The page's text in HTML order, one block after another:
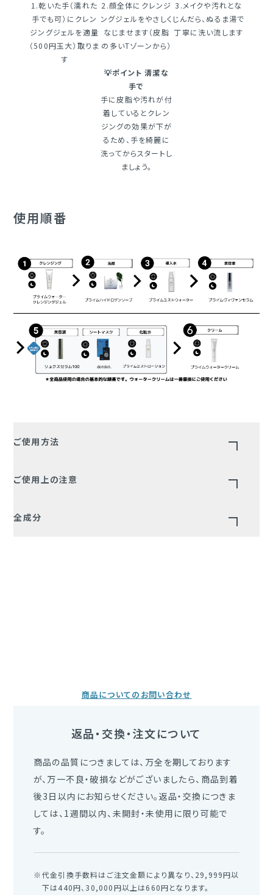
1.乾いた手（濡れた
手でも可）にクレン
ジングジェルを適量
（500円玉大）取りま
す
2.顔全体にクレンジ
ングジェルをやさしく
なじませます（皮脂
の多いTゾーンから）
3.メイクや汚れとな
じんだら、ぬるま湯で
丁寧に洗い流します
💡ポイント 清潔な
手で
手に皮脂や汚れが付
着しているとクレン
ジングの効果が下が
るため、手を綺麗に
洗ってからスタートし
ましょう。
使用順番
ご使用方法
濃いメイクなどは丁寧に馴染ませてください。
濡れたお肌にもご使用いただけます。
ご使用上の注意
化粧品がお肌に合わないときや、次のような場合には、使用を中
ぐに水又はぬるま湯で洗い流してください。目に異物感が残る場
全成分
商品についてのお問い合わせ
返品・交換・注文について
商品の品質につきましては、万全を期しております
が、万一不良・破損などがございましたら、商品到着
後3日以内にお知らせください。返品・交換につきま
しては、1週間以内、未開封・未使用に限り可能で
す。
代金引換手数料はご注文金額により異なり、29,999円以
下は440円、30,000円以上は660円となります。